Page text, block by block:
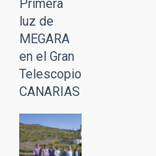
Primera
luz de
MEGARA
en el Gran
Telescopio
CANARIAS